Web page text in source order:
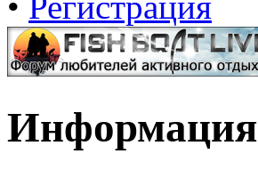
Информация